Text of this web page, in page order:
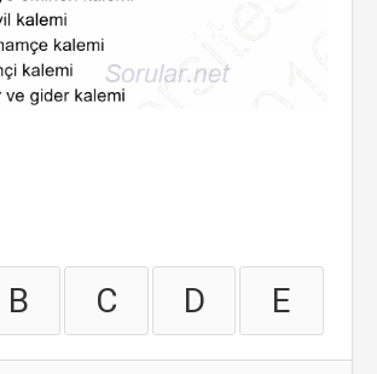
B C D E